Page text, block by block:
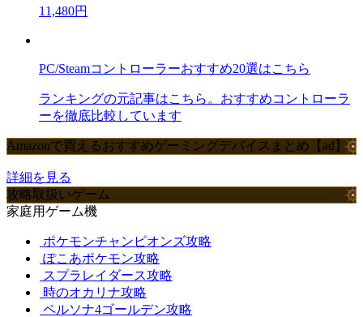
11,480円
PC/Steamコントローラーおすすめ20選はこちら
ランキングの元記事はこちら。おすすめコントローラ
ーを徹底比較しています
Amazonで買えるおすすめゲーミングデバイスまとめ【ad】
詳細を見る
攻略取扱いゲーム
家庭用ゲーム機
ポケモンチャンピオンズ攻略
ぽこあポケモン攻略
スプラレイダース攻略
時のオカリナ攻略
ペルソナ4ゴールデン攻略